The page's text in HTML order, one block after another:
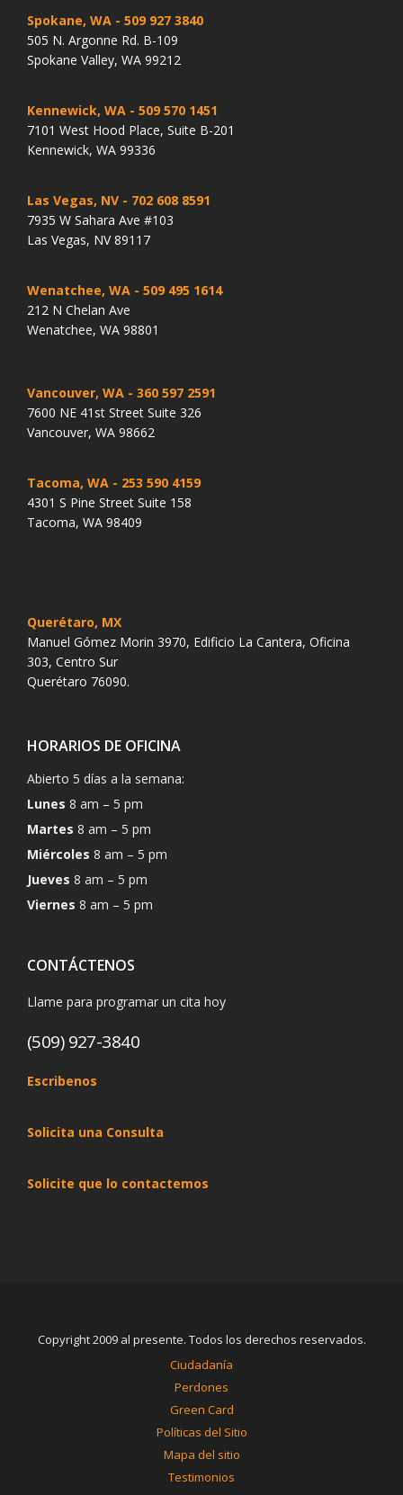
Spokane, WA - 509 927 3840
505 N. Argonne Rd. B-109
Spokane Valley, WA 99212
Kennewick, WA - 509 570 1451
7101 West Hood Place, Suite B-201
Kennewick, WA 99336
Las Vegas, NV - 702 608 8591
7935 W Sahara Ave #103
Las Vegas, NV 89117
Wenatchee, WA - 509 495 1614
212 N Chelan Ave
Wenatchee, WA 98801
Vancouver, WA - 360 597 2591
7600 NE 41st Street Suite 326
Vancouver, WA 98662
Tacoma, WA - 253 590 4159
4301 S Pine Street Suite 158
Tacoma, WA 98409
Querétaro, MX
Manuel Gómez Morin 3970, Edificio La Cantera, Oficina
303, Centro Sur
Querétaro 76090.
HORARIOS DE OFICINA
Abierto 5 días a la semana:
Lunes 8 am – 5 pm
Martes 8 am – 5 pm
Miércoles 8 am – 5 pm
Jueves 8 am – 5 pm
Viernes 8 am – 5 pm
CONTÁCTENOS
Llame para programar un cita hoy
(509) 927-3840
Escribenos
Solicita una Consulta
Solicite que lo contactemos
Copyright 2009 al presente. Todos los derechos reservados.
Ciudadanía
Perdones
Green Card
Políticas del Sitio
Mapa del sitio
Testimonios